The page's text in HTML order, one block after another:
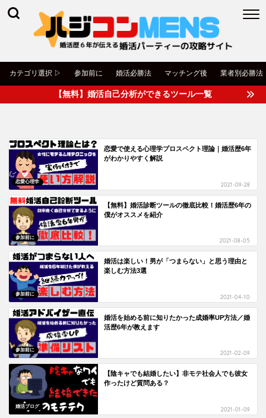
カテゴリ選択 ▷ 参加前に 婚活必勝法 マッチング後 業者別必勝法
【無料】婚活自己分析ができるツール一覧
恋愛心理学
恋愛で使える心理学プロスペクト理論｜婚活歴6年
がわかりやすく解説
2021-09-28
参加前に
【無料】婚活診断ツールの徹底比較！婚活歴6年の
僕がオススメを紹介
2021-08-05
参加前に
婚活は楽しい！男が「つまらない」と思う理由と
楽しむ方法3選
2021-04-10
参加前に
婚活を始める前に知りたかった成婚率UP方法／婚
活歴6年が教えます
2021-02-09
婚活ブログ
【陰キャでも結婚したい】非モテ社会人でも彼女
作ったけど質問ある？
2021-01-09